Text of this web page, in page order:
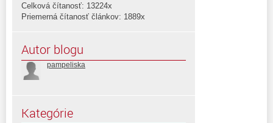
Celková čítanosť: 13224x
Priemerná čítanosť článkov: 1889x
Autor blogu
pampeliska
Kategórie